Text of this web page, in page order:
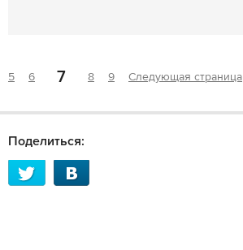
5 6 7 8 9 Следующая страница
Поделиться: